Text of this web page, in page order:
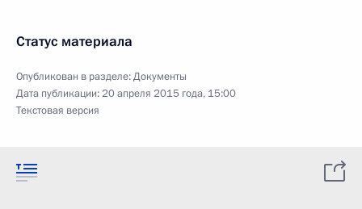
Статус материала
Опубликован в разделе:Документы
Дата публикации:20 апреля 2015 года, 15:00
Текстовая версия